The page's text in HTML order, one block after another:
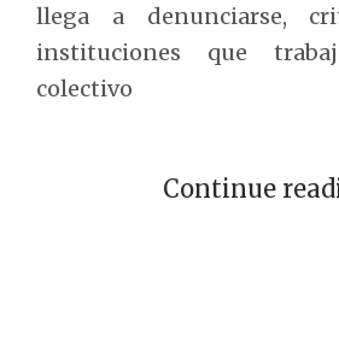
llega a denunciarse,
instituciones que
colectivo
Continue